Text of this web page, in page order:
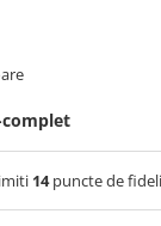
14puncte de